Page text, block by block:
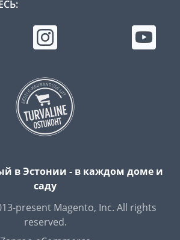
в Эстонии - в каждом доме и
саду
present Magento, Inc. All rights
reserved.